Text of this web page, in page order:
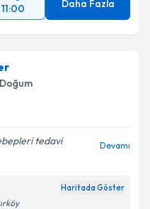
11:00 Daha Fazla
tedavi
Devamı
Haritada Göster